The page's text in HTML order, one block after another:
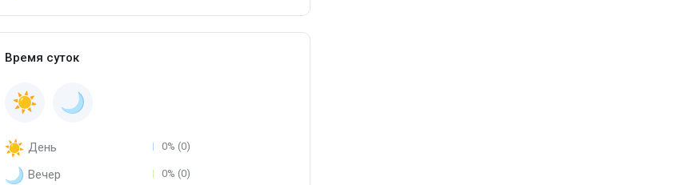
Время суток
День 0% (0)
Вечер 0% (0)